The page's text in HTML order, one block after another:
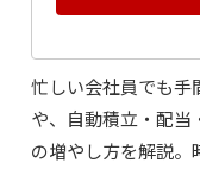
忙しい会社員でも手
や、自動積立・配
の増やし方を解説。